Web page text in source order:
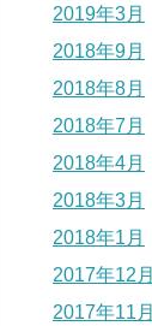
2019年3月
2018年9月
2018年8月
2018年7月
2018年4月
2018年3月
2018年1月
2017年12月
2017年11月